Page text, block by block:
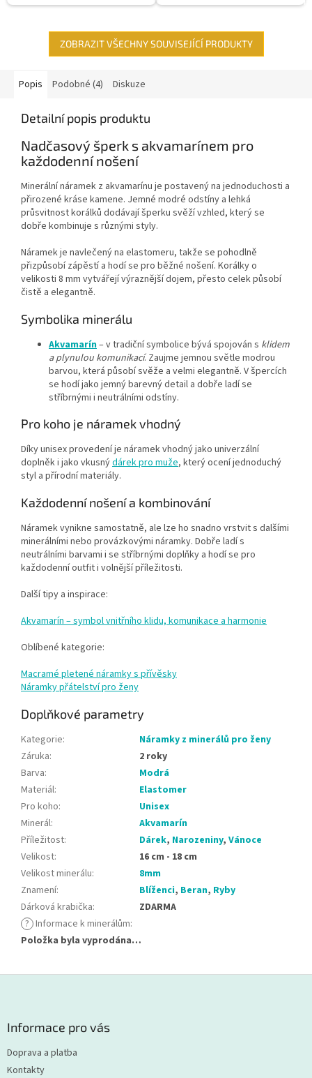
ZOBRAZIT VŠECHNY SOUVISEJÍCÍ PRODUKTY
Popis Podobné (4) Diskuze
Detailní popis produktu
Nadčasový šperk s akvamarínem pro
každodenní nošení
Minerální náramek z akvamarínu je postavený na jednoduchosti a
přirozené kráse kamene. Jemné modré odstíny a lehká
průsvitnost korálků dodávají šperku svěží vzhled, který se
dobře kombinuje s různými styly.
Náramek je navlečený na elastomeru, takže se pohodlně
přizpůsobí zápěstí a hodí se pro běžné nošení. Korálky o
velikosti 8 mm vytvářejí výraznější dojem, přesto celek působí
čistě a elegantně.
Symbolika minerálu
Akvamarín– v tradiční symbolice bývá spojován s klidem
a plynulou komunikací. Zaujme jemnou světle modrou
barvou, která působí svěže a velmi elegantně. V špercích
se hodí jako jemný barevný detail a dobře ladí se
stříbrnými i neutrálními odstíny.
Pro koho je náramek vhodný
Díky unisex provedení je náramek vhodný jako univerzální
doplněk i jako vkusnýdárek pro muže, který ocení jednoduchý
styl a přírodní materiály.
Každodenní nošení a kombinování
Náramek vynikne samostatně, ale lze ho snadno vrstvit s dalšími
minerálními nebo provázkovými náramky. Dobře ladí s
neutrálními barvami i se stříbrnými doplňky a hodí se pro
každodenní outfit i volnější příležitosti.
Další tipy a inspirace:
Akvamarín – symbol vnitřního klidu, komunikace a harmonie
Oblíbené kategorie:
Macramé pletené náramky s přívěsky
Náramky přátelství pro ženy
Doplňkové parametry
Kategorie:
Náramky z minerálů pro ženy
Záruka:
2 roky
Barva:
Modrá
Materiál:
Elastomer
Pro koho:
Unisex
Minerál:
Akvamarín
Příležitost: Dárek, Narozeniny, Vánoce
Velikost:
16 cm - 18 cm
Velikost minerálu:
8mm
Znamení: Blíženci, Beran, Ryby
Dárková krabička:
ZDARMA
? Informace k minerálům:
Položka byla vyprodána…
Informace pro vás
Doprava a platba
Kontakty